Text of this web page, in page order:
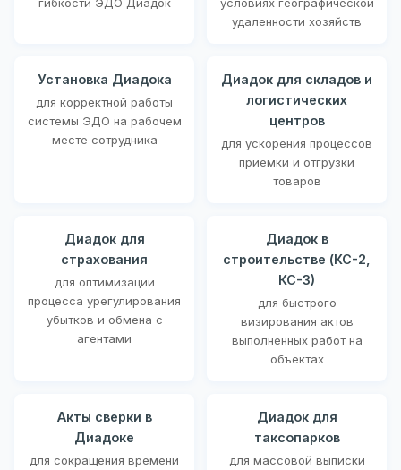
удаленности хозяйств
Установка Диадока
для корректной работы
системы ЭДО на рабочем
месте сотрудника
Диадок для складов и
логистических
центров
для ускорения процессов
приемки и отгрузки
товаров
Диадок для
страхования
для оптимизации
процесса урегулирования
убытков и обмена с
агентами
Диадок в
строительстве (КС-2,
КС-3)
для быстрого
визирования актов
выполненных работ на
объектах
Акты сверки в
Диадоке
для сокращения времени
Диадок для
таксопарков
для массовой выписки